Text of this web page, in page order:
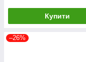
Купити
–26%